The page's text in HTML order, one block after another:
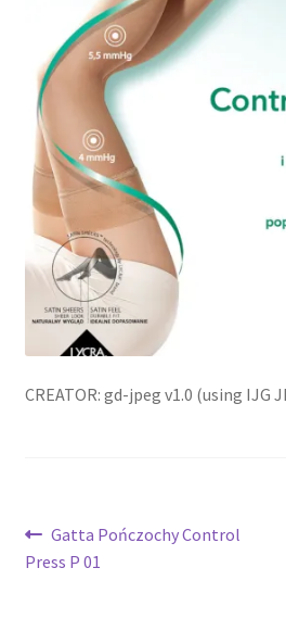
CREATOR: gd-jpeg v1.0 (using IJG
Nawigacja
wpisu
Poprzedni
wpis:
Gatta Pończochy Control
Press P 01